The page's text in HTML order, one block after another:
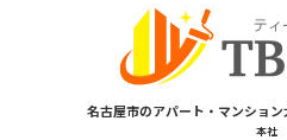
名古屋市のアパート・マンショ
本社